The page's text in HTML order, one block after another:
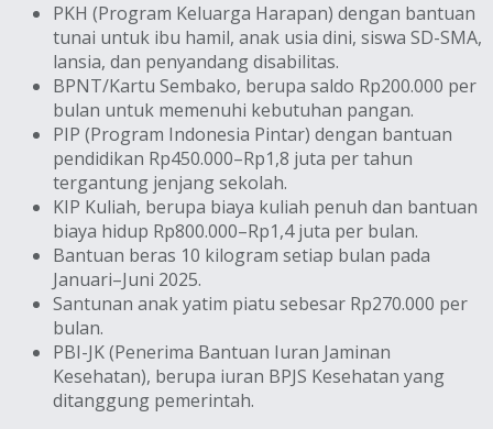
PKH (Program Keluarga Harapan) dengan bantuan
tunai untuk ibu hamil, anak usia dini, siswa SD-SMA,
lansia, dan penyandang disabilitas.
BPNT/Kartu Sembako, berupa saldo Rp200.000 per
bulan untuk memenuhi kebutuhan pangan.
PIP (Program Indonesia Pintar) dengan bantuan
pendidikan Rp450.000–Rp1,8 juta per tahun
tergantung jenjang sekolah.
KIP Kuliah, berupa biaya kuliah penuh dan bantuan
biaya hidup Rp800.000–Rp1,4 juta per bulan.
Bantuan beras 10 kilogram setiap bulan pada
Januari–Juni 2025.
Santunan anak yatim piatu sebesar Rp270.000 per
bulan.
PBI-JK (Penerima Bantuan Iuran Jaminan
Kesehatan), berupa iuran BPJS Kesehatan yang
ditanggung pemerintah.